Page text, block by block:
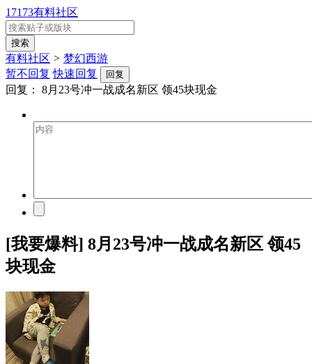
17173有料社区
有料社区 > 梦幻西游
暂不回复 快速回复 回复
回复： 8月23号冲一战成名新区 领45块现金
[我要爆料] 8月23号冲一战成名新区 领45
块现金